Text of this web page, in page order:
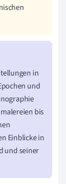
in
und
bis
Einblicke in
und seiner